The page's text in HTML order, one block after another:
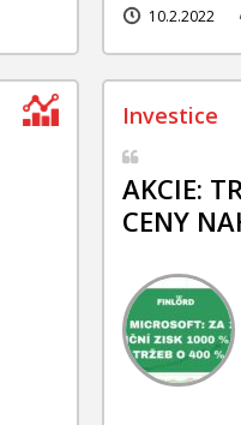
10.2.2022
AKCIE:
CENY